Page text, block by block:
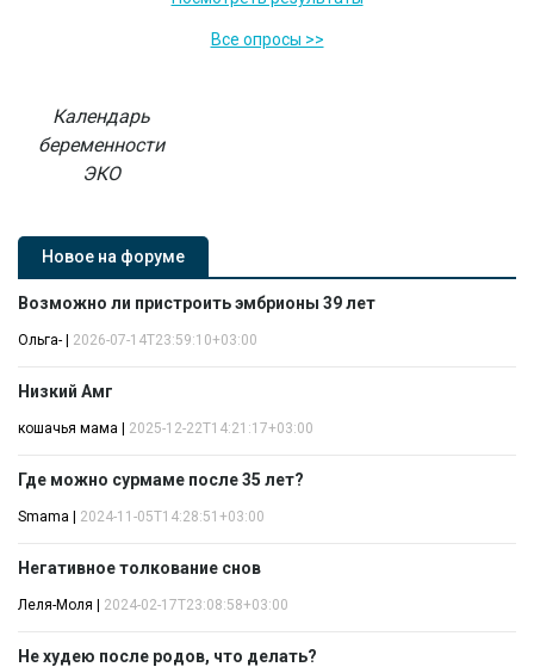
Все опросы >>
Календарь
беременности
ЭКО
Новое на форуме
Возможно ли пристроить эмбрионы 39 лет
Ольга- 2026-07-14T23:59:10+03:00
Низкий Амг
кошачья мама 2025-12-22T14:21:17+03:00
Где можно сурмаме после 35 лет?
Smama 2024-11-05T14:28:51+03:00
Негативное толкование снов
Леля-Моля 2024-02-17T23:08:58+03:00
Не худею после родов, что делать?